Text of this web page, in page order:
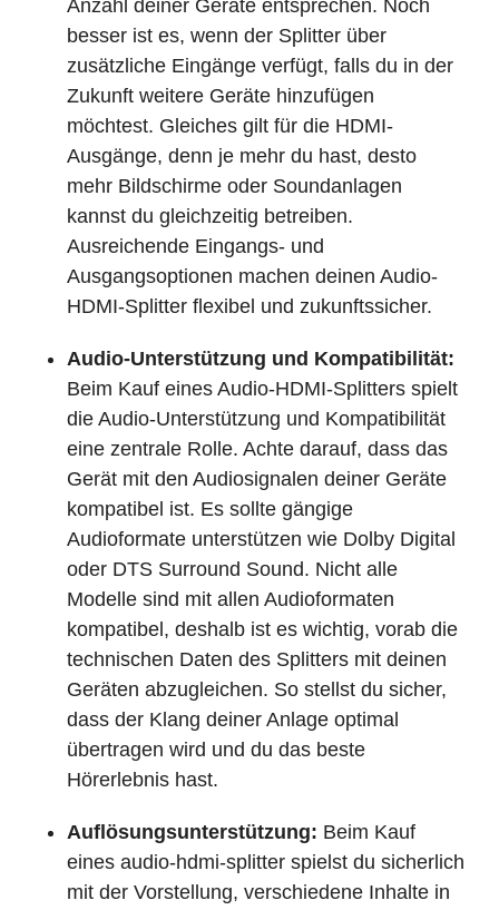
Anzahl deiner Geräte entsprechen. Noch
besser ist es, wenn der Splitter über
zusätzliche Eingänge verfügt, falls du in der
Zukunft weitere Geräte hinzufügen
möchtest. Gleiches gilt für die HDMI-
Ausgänge, denn je mehr du hast, desto
mehr Bildschirme oder Soundanlagen
kannst du gleichzeitig betreiben.
Ausreichende Eingangs- und
Ausgangsoptionen machen deinen Audio-
HDMI-Splitter flexibel und zukunftssicher.
Audio-Unterstützung und Kompatibilität:
Beim Kauf eines Audio-HDMI-Splitters spielt
die Audio-Unterstützung und Kompatibilität
eine zentrale Rolle. Achte darauf, dass das
Gerät mit den Audiosignalen deiner Geräte
kompatibel ist. Es sollte gängige
Audioformate unterstützen wie Dolby Digital
oder DTS Surround Sound. Nicht alle
Modelle sind mit allen Audioformaten
kompatibel, deshalb ist es wichtig, vorab die
technischen Daten des Splitters mit deinen
Geräten abzugleichen. So stellst du sicher,
dass der Klang deiner Anlage optimal
übertragen wird und du das beste
Hörerlebnis hast.
Auflösungsunterstützung: Beim Kauf
eines audio-hdmi-splitter spielst du sicherlich
mit der Vorstellung, verschiedene Inhalte in